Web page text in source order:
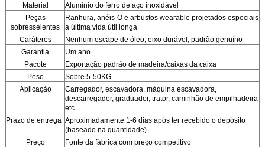
Material
Alumínio do ferro de aço inoxidável
Peças
sobresselentes
Ranhura, anéis-O e arbustos wearable projetados especiais
à última vida útil longa
Caráteres
Nenhum escape de óleo, eixo durável, padrão genuíno
Garantia
Um ano
Pacote
Exportação padrão de madeira/caixas da caixa
Peso
Sobre 5-50KG
Aplicação
Carregador, escavadora, máquina escavadora,
descarregador, graduador, trator, caminhão de empilhadeira
etc.
Prazo de entrega Aproximadamente 1-6 dias após ter recebido o depósito
(baseado na quantidade)
Preço
Fonte da fábrica com preço competitivo